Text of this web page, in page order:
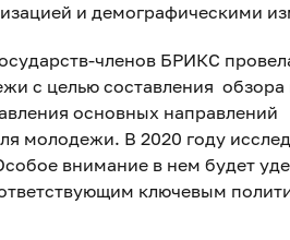
и демографическими
членов БРИКС
с целью составления
основных направлений
молодежи. В 2020 году
внимание в нем будет
ключевым